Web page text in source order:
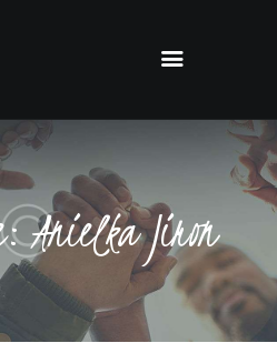
Anielka Jiron